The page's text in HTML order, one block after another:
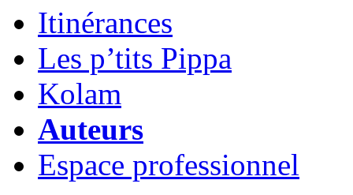
Itinérances
Les p’tits Pippa
Kolam
Auteurs
Espace professionnel